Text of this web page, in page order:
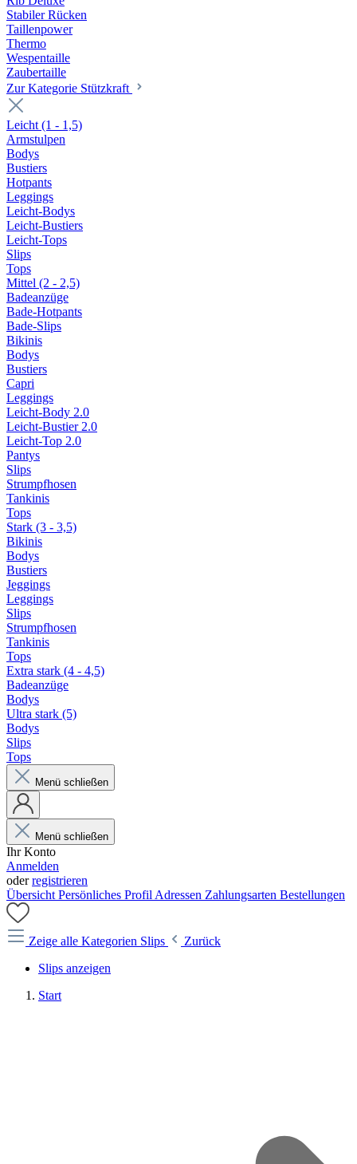
Stabiler Rücken
Taillenpower
Thermo
Wespentaille
Zaubertaille
Zur Kategorie Stützkraft
Leicht (1 - 1,5)
Armstulpen
Bodys
Bustiers
Hotpants
Leggings
Leicht-Bodys
Leicht-Bustiers
Leicht-Tops
Slips
Tops
Mittel (2 - 2,5)
Badeanzüge
Bade-Hotpants
Bade-Slips
Bikinis
Bodys
Bustiers
Capri
Leggings
Leicht-Body 2.0
Leicht-Bustier 2.0
Leicht-Top 2.0
Pantys
Slips
Strumpfhosen
Tankinis
Tops
Stark (3 - 3,5)
Bikinis
Bodys
Bustiers
Jeggings
Leggings
Slips
Strumpfhosen
Tankinis
Tops
Extra stark (4 - 4,5)
Badeanzüge
Bodys
Ultra stark (5)
Bodys
Slips
Tops
Menü schließen
Menü schließen
Ihr Konto
Anmelden
oderregistrieren
Übersicht Persönliches Profil Adressen Zahlungsarten Bestellungen
Zeige alle Kategorien Slips
Zurück
Slips anzeigen
Start